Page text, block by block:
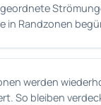
in Randzonen
werden
So bleiben